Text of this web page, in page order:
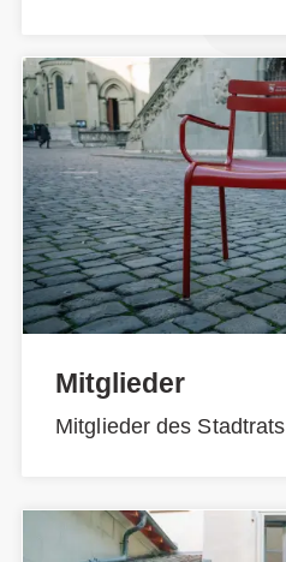
Mitglieder
Mitglieder des Stadtrats